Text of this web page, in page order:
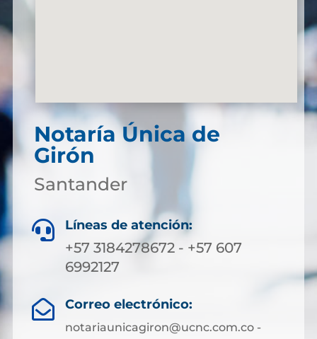
Notaría Única de
Girón
Santander
 Líneas de atención:
+57 3184278672 - +57 607
6992127
 Correo electrónico:
notariaunicagiron@ucnc.com.co -